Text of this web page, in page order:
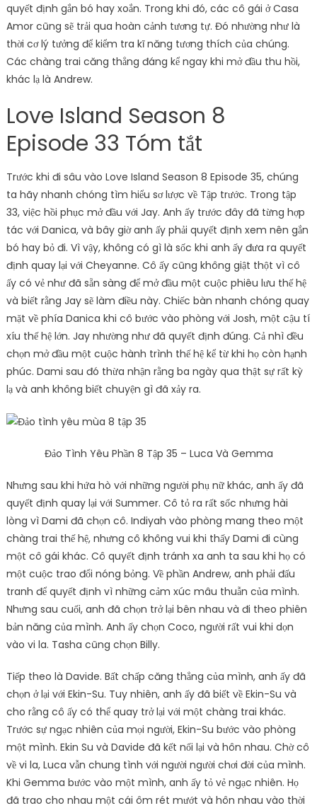
quyết định gắn bó hay xoắn. Trong khi đó, các cô gái ở Casa
Amor cũng sẽ trải qua hoàn cảnh tương tự. Đó nhường như là
thời cơ lý tưởng để kiểm tra kĩ năng tương thích của chúng.
Các chàng trai căng thẳng đáng kể ngay khi mở đầu thu hồi,
khác lạ là Andrew.
Love Island Season 8
Episode 33 Tóm tắt
Trước khi đi sâu vào Love Island Season 8 Episode 35, chúng
ta hãy nhanh chóng tìm hiểu sơ lược về Tập trước. Trong tập
33, việc hồi phục mở đầu với Jay. Anh ấy trước đây đã từng hợp
tác với Danica, và bây giờ anh ấy phải quyết định xem nên gắn
bó hay bỏ đi. Vì vậy, không có gì là sốc khi anh ấy đưa ra quyết
định quay lại với Cheyanne. Cô ấy cũng không giật thột vì cô
ấy có vẻ như đã sẵn sàng để mở đầu một cuộc phiêu lưu thế hệ
và biết rằng Jay sẽ làm điều này. Chiếc bàn nhanh chóng quay
mặt về phía Danica khi cô bước vào phòng với Josh, một cậu tí
xíu thế hệ lớn. Jay nhường như đã quyết định đúng. Cả nhì đều
chọn mở đầu một cuộc hành trình thế hệ kể từ khi họ còn hạnh
phúc. Dami sau đó thừa nhận rằng ba ngày qua thật sự rất kỳ
lạ và anh không biết chuyện gì đã xảy ra.
Đảo Tình Yêu Phần 8 Tập 35 – Luca Và Gemma
Nhưng sau khi hứa hò với những người phụ nữ khác, anh ấy đã
quyết định quay lại với Summer. Cô tỏ ra rất sốc nhưng hài
lòng vì Dami đã chọn cô. Indiyah vào phòng mang theo một
chàng trai thế hệ, nhưng cô không vui khi thấy Dami đi cùng
một cô gái khác. Cô quyết định tránh xa anh ta sau khi họ có
một cuộc trao đổi nóng bỏng. Về phần Andrew, anh phải đấu
tranh để quyết định vì những cảm xúc mâu thuẫn của mình.
Nhưng sau cuối, anh đã chọn trở lại bên nhau và đi theo phiên
bản năng của mình. Anh ấy chọn Coco, người rất vui khi dọn
vào vi la. Tasha cũng chọn Billy.
Tiếp theo là Davide. Bất chấp căng thẳng của mình, anh ấy đã
chọn ở lại với Ekin-Su. Tuy nhiên, anh ấy đã biết về Ekin-Su và
cho rằng cô ấy có thể quay trở lại với một chàng trai khác.
Trước sự ngạc nhiên của mọi người, Ekin-Su bước vào phòng
một mình. Ekin Su và Davide đã kết nối lại và hôn nhau. Chờ cô
về vi la, Luca vẫn chung tình với người người chơi đời của mình.
Khi Gemma bước vào một mình, anh ấy tỏ vẻ ngạc nhiên. Họ
đã trao cho nhau một cái ôm rét mướt và hôn nhau vào thời